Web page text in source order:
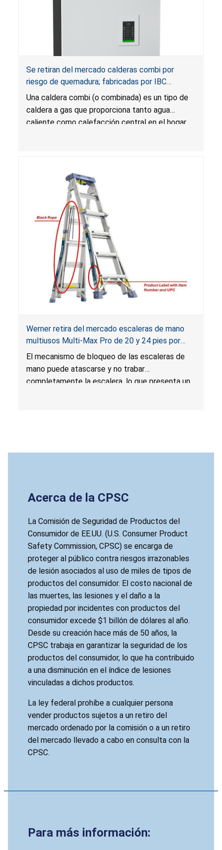
Se retiran del mercado calderas combi por
riesgo de quemadura; fabricadas por IBC
Technologies
Una caldera combi (o combinada) es un tipo de
caldera a gas que proporciona tanto agua
caliente como calefacción central en el hogar.
quemadura para los usuarios.
Werner retira del mercado escaleras de mano
multiusos Multi-Max Pro de 20 y 24 pies por
riesgo de caída
El mecanismo de bloqueo de las escaleras de
mano puede atascarse y no trabar
completamente la escalera, lo que presenta un
Acerca de la CPSC
La Comisión de Seguridad de Productos del
Consumidor de EE.UU. (U.S. Consumer Product
Safety Commission, CPSC) se encarga de
proteger al público contra riesgos irrazonables
de lesión asociados al uso de miles de tipos de
productos del consumidor. El costo nacional de
las muertes, las lesiones y el daño a la
propiedad por incidentes con productos del
consumidor excede $1 billón de dólares al año.
Desde su creación hace más de 50 años, la
CPSC trabaja en garantizar la seguridad de los
productos del consumidor, lo que ha contribuido
a una disminución en el índice de lesiones
vinculadas a dichos productos.
La ley federal prohíbe a cualquier persona
vender productos sujetos a un retiro del
mercado ordenado por la comisión o a un retiro
del mercado llevado a cabo en consulta con la
CPSC.
Para más información: